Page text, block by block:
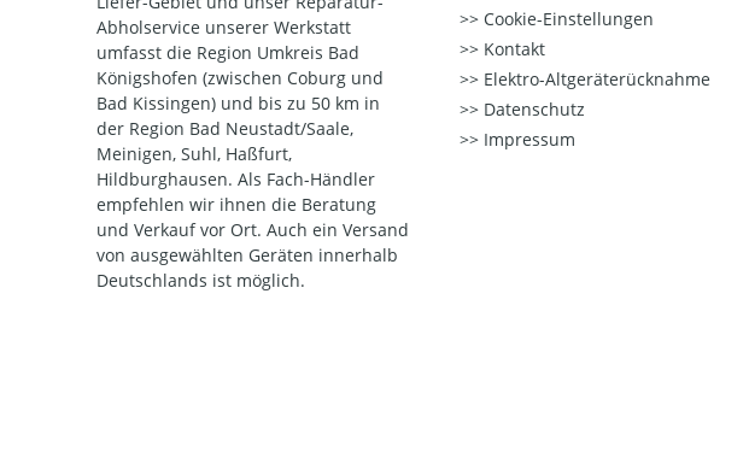
Abholservice unserer Werkstatt
umfasst die Region Umkreis Bad
Königshofen (zwischen Coburg und
Bad Kissingen) und bis zu 50 km in
der Region Bad Neustadt/Saale,
Meinigen, Suhl, Haßfurt,
Hildburghausen. Als Fach-Händler
empfehlen wir ihnen die Beratung
und Verkauf vor Ort. Auch ein Versand
von ausgewählten Geräten innerhalb
Deutschlands ist möglich.
Cookie-Einstellungen
Kontakt
Elektro-Altgeräterücknahme
Datenschutz
Impressum